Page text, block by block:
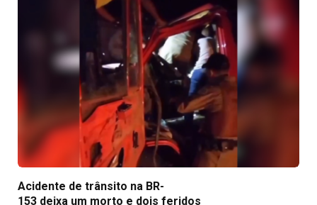
Acidente de trânsito na BR-
153 deixa um morto e dois feridos